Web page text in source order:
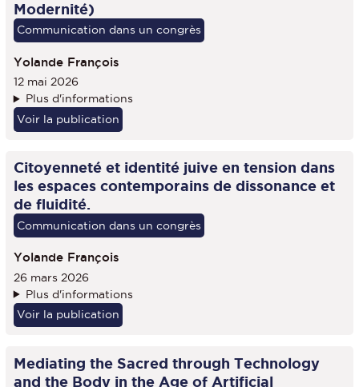
Modernité)
Communication dans un congrès
Yolande François
12 mai 2026
Plus d'informations
Voir la publication
Citoyenneté et identité juive en tension dans
les espaces contemporains de dissonance et
de fluidité.
Communication dans un congrès
Yolande François
26 mars 2026
Plus d'informations
Voir la publication
Mediating the Sacred through Technology
and the Body in the Age of Artificial